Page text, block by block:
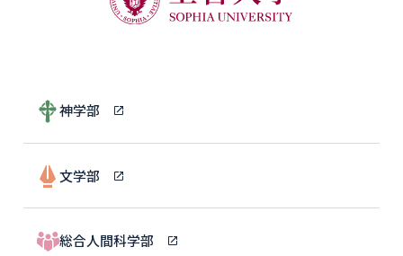
神学部
文学部
総合人間科学部